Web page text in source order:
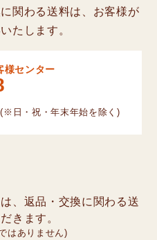
関わる送料は、お客様が
たします。
様センター
(※日・祝・年末年始を除く)
、返品・交換に関わる送
きます。
はありません)